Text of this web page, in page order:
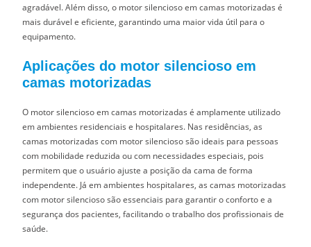
agradável. Além disso, o motor silencioso em camas motorizadas é
mais durável e eficiente, garantindo uma maior vida útil para o
equipamento.
Aplicações do motor silencioso em
camas motorizadas
O motor silencioso em camas motorizadas é amplamente utilizado
em ambientes residenciais e hospitalares. Nas residências, as
camas motorizadas com motor silencioso são ideais para pessoas
com mobilidade reduzida ou com necessidades especiais, pois
permitem que o usuário ajuste a posição da cama de forma
independente. Já em ambientes hospitalares, as camas motorizadas
com motor silencioso são essenciais para garantir o conforto e a
segurança dos pacientes, facilitando o trabalho dos profissionais de
saúde.